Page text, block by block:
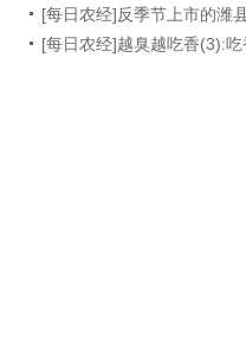
[每日农经]反季节上市的潍
[每日农经]越臭越吃香(3):